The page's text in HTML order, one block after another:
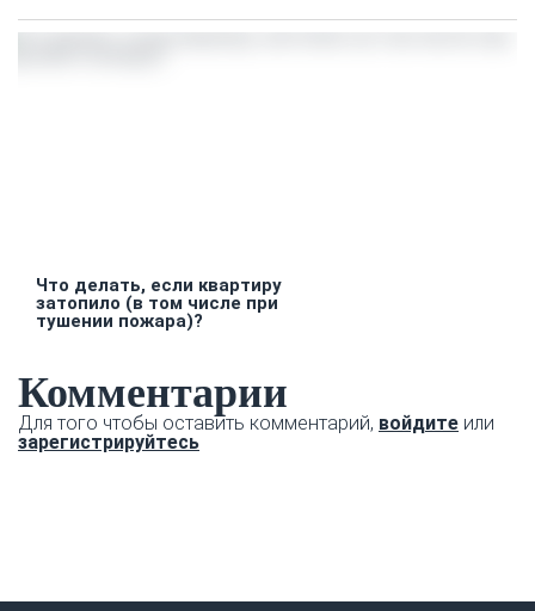
Что делать, если квартиру
затопило (в том числе при
тушении пожара)?
Комментарии
Для того чтобы оставить комментарий, войдите или
зарегистрируйтесь